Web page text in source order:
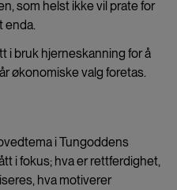
som helst ikke vil prate for
enda.
i bruk hjerneskanning for å
økonomiske valg foretas.
i Tungoddens
i fokus; hva er rettferdighet,
hva motiverer